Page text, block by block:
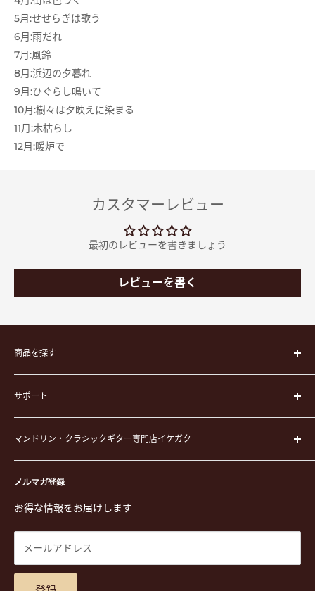
5月:せせらぎは歌う
6月:雨だれ
7月:風鈴
8月:浜辺の夕暮れ
9月:ひぐらし鳴いて
10月:樹々は夕映えに染まる
11月:木枯らし
12月:暖炉で
カスタマーレビュー
最初のレビューを書きましょう
レビューを書く
商品を探す
楽器
楽器ケース
弦
ピック
演奏用品
ステーショナリー&アクセサリー
楽譜
DVD
チケット
楽器レンタル
サポート
運営会社
イケガクについて
お買い物ガイド
特定商取引法に基づく表示
プライバシーポリシー
商品検索
お問合せ
アクセスマップ
メルマガ登録
お得な情報をお届けします
メールアドレス
マンドリン・クラシックギター専門店イケガク
〒171-0021 東京都豊島区西池袋3-23-5 芦沢ビル2F
TEL. 03-5952-1391 / FAX. 03-5952-1392
営業時間 月-水,金,土 11:00-19:00 / 日,祝 11:00-18:00 (木曜定
休)